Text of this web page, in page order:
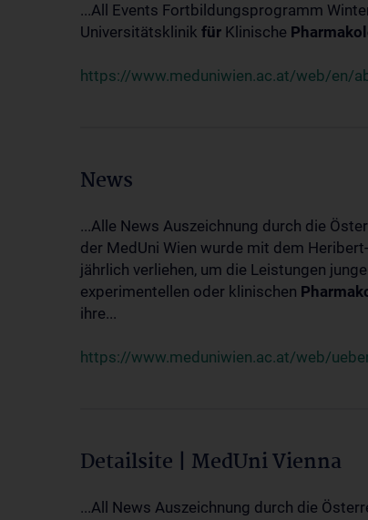
...All Events Fortbildungsprogramm
Universitätsklinik für Klinische
https://www.meduniwien.ac.at/web/en/
News
...Alle News Auszeichnung durch die
der MedUni Wien wurde mit dem
jährlich verliehen, um die Leistungen
experimentellen oder klinischen
ihre...
https://www.meduniwien.ac.at/web/
Detailsite | MedUni Vienna
...All News Auszeichnung durch die